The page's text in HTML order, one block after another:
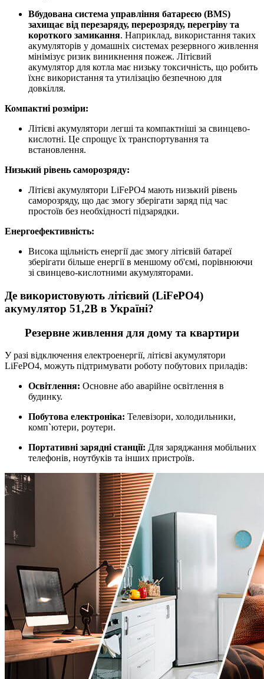
Вбудована система управління батареєю (BMS)
захищає від перезаряду, перерозряду, перегріву та
короткого замикання. Наприклад, використання таких
акумуляторів у домашніх системах резервного живлення
мінімізує ризик виникнення пожеж. Літієвий
акумулятор для котла має низьку токсичність, що робить
їхнє використання та утилізацію безпечною для
довкілля.
Компактні розміри:
Літієві акумулятори легші та компактніші за свинцево-
кислотні. Це спрощує їх транспортування та
встановлення.
Низький рівень саморозряду:
Літієві акумулятори LiFePO4 мають низький рівень
саморозряду, що дає змогу зберігати заряд під час
простоїв без необхідності підзарядки.
Енергоефективність:
Висока щільність енергії дає змогу літієвій батареї
зберігати більше енергії в меншому об'ємі, порівнюючи
зі свинцево-кислотними акумуляторами.
Де використовують літієвий (LiFePO4)
акумулятор 51,2В в Україні?
Резервне живлення для дому та квартири
У разі відключення електроенергії, літієві акумулятори
LiFePO4, можуть підтримувати роботу побутових приладів:
Освітлення: Основне або аварійне освітлення в
будинку.
Побутова електроніка: Телевізори, холодильники,
комп`ютери, роутери.
Портативні зарядні станції: Для заряджання мобільних
телефонів, ноутбуків та інших пристроїв.